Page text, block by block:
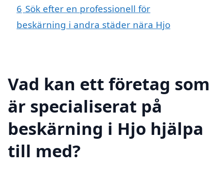
6 Sök efter en professionell för
beskärning i andra städer nära Hjo
Vad kan ett företag som
är specialiserat på
beskärning i Hjo hjälpa
till med?